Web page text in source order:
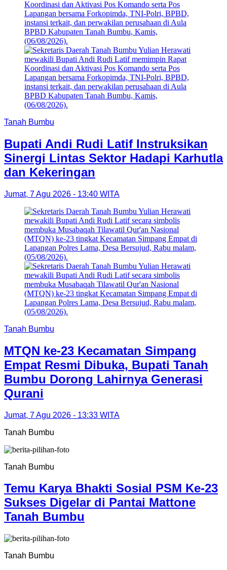
Tanah Bumbu
Bupati Andi Rudi Latif Instruksikan
Sinergi Lintas Sektor Hadapi Karhutla
dan Kekeringan
Jumat, 7 Agu 2026 - 13:40 WITA
Tanah Bumbu
MTQN ke-23 Kecamatan Simpang
Empat Resmi Dibuka, Bupati Tanah
Bumbu Dorong Lahirnya Generasi
Qurani
Jumat, 7 Agu 2026 - 13:33 WITA
Tanah Bumbu
Tanah Bumbu
Temu Karya Bhakti Sosial PSM Ke-23
Sukses Digelar di Pantai Mattone
Tanah Bumbu
Tanah Bumbu